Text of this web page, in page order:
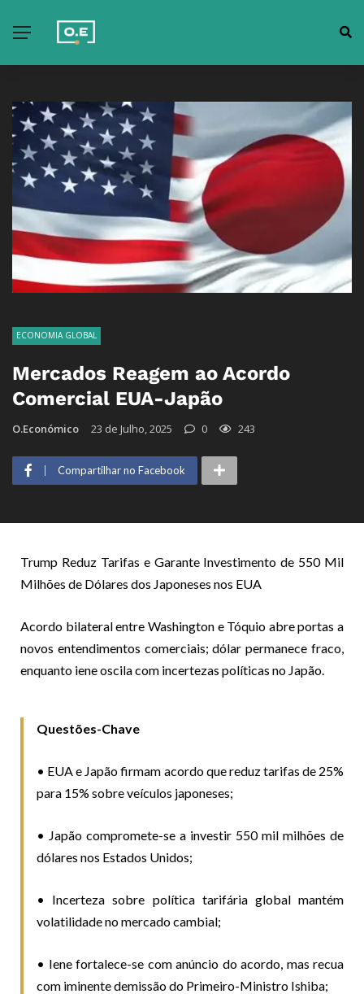
ECONOMIA GLOBAL
Mercados Reagem ao Acordo
Comercial EUA-Japão
O.Económico 23 de Julho, 2025 0 243
Compartilhar no Facebook
Trump Reduz Tarifas e Garante Investimento de 550 Mil
Milhões de Dólares dos Japoneses nos EUA
Acordo bilateral entre Washington e Tóquio abre portas a
novos entendimentos comerciais; dólar permanece fraco,
enquanto iene oscila com incertezas políticas no Japão.
Questões-Chave
• EUA e Japão firmam acordo que reduz tarifas de 25%
para 15% sobre veículos japoneses;
• Japão compromete-se a investir 550 mil milhões de
dólares nos Estados Unidos;
• Incerteza sobre política tarifária global mantém
volatilidade no mercado cambial;
• Iene fortalece-se com anúncio do acordo, mas recua
com iminente demissão do Primeiro-Ministro Ishiba;